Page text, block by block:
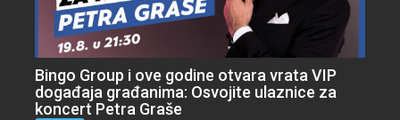
Bingo Group i ove godine otvara vrata VIP
događaja građanima: Osvojite ulaznice za
koncert Petra Graše